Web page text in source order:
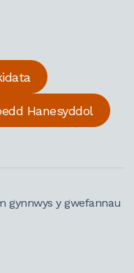
Hanesyddol
gynnwys y gwefannau